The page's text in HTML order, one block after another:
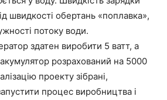
швидкості обертань «поплавка»,
потоку води.
здатен виробити 5 ватт, а
розрахований на 5000
проекту зібрані,
процес виробництва і